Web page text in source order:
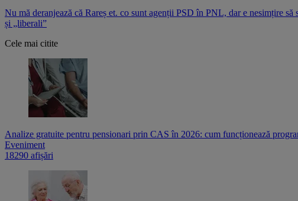
Nu mă deranjează că Rareș et. co sunt agenții PSD în PNL, dar e nesimțire să
și „liberali”
Cele mai citite
Analize gratuite pentru pensionari prin CAS în 2026: cum funcționează
Eveniment
18290 afișări